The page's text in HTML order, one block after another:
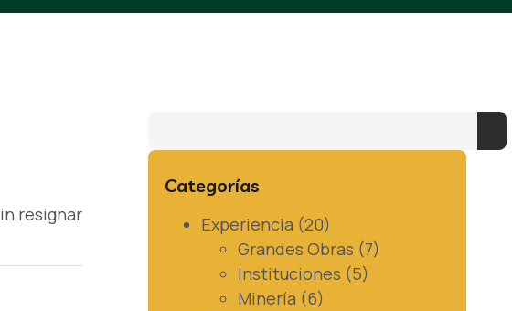
resignar
Categorías
Experiencia (20)
Grandes Obras (7)
Instituciones (5)
Minería (6)